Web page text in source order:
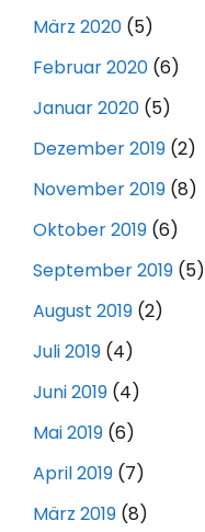
März 2020 (5)
Februar 2020 (6)
Januar 2020 (5)
Dezember 2019 (2)
November 2019 (8)
Oktober 2019 (6)
September 2019 (5)
August 2019 (2)
Juli 2019 (4)
Juni 2019 (4)
Mai 2019 (6)
April 2019 (7)
März 2019 (8)